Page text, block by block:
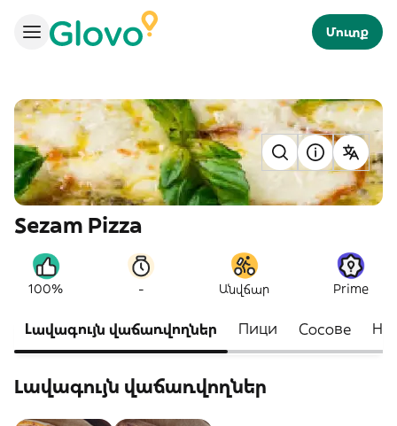
Մուտք
Sezam Pizza
100% - Անվճար Prime
Լավագույն վաճառվողներ Пици Сосове
Լավագույն վաճառվողներ